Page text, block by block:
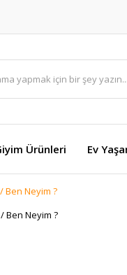
Ürünleri Ev
Ben Neyim ?